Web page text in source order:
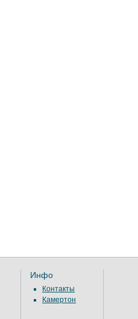
Инфо
Контакты
Камертон